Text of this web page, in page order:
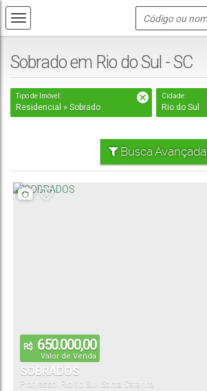
Sobrado em Rio do Sul - SC
Tipo de Imóvel:
Residencial » Sobrado
Cidade:
Rio do Sul
Busca Avançada
R$ 650.000,00
Valor de Venda
SOBRADOS
Progresso Rio do Sul Santa Catarina